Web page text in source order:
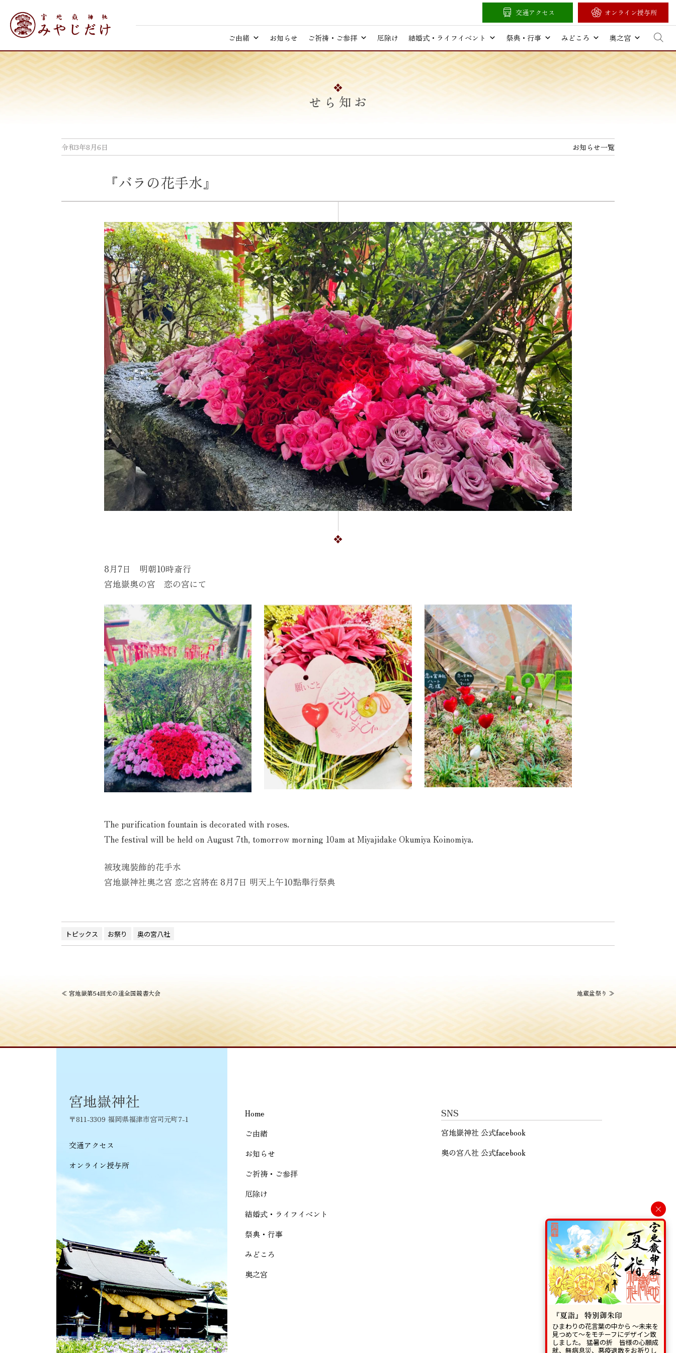
content
ご由緒 お知らせ ご祈祷・ご参拝 厄除け 結婚式・ライフイベント 祭典・行事 みどころ 奥之宮
交通アクセス オンライン授与所
お知らせ
令和3年8月6日 お知らせ一覧
『バラの花手水』
8月7日 明朝10時斎行
宮地嶽奥の宮 恋の宮にて
The purification fountain is decorated with roses.
The festival will be held on August 7th, tomorrow morning 10am at Miyajidake Okumiya Koinomiya.
被玫瑰裝飾的花手水
宮地嶽神社奧之宮 恋之宮將在 8月7日 明天上午10點舉行祭典
トピックス お祭り 奥の宮八社
投
ナ
ビ
シ
ョ
ン
≪ 宮地嶽第54回光の道全国競書大会 地蔵盆祭り ≫
Home
ご由緒
お知らせ
ご祈祷・ご参拝
厄除け
結婚式・ライフイベント
祭典・行事
みどころ
奥之宮
SNS
宮地嶽神社 公式facebook
奥の宮八社 公式facebook
宮地嶽神社
〒811-3309 福岡県福津市宮司元町7-1
交通アクセス
オンライン授与所
×
『夏詣』 特別御朱印
ひまわりの花言葉の中から 〜未来を
見つめて〜をモチーフにデザイン致
しました。 猛暑の折 皆様の心願成
就、無病息災、悪疫退散をお祈りし